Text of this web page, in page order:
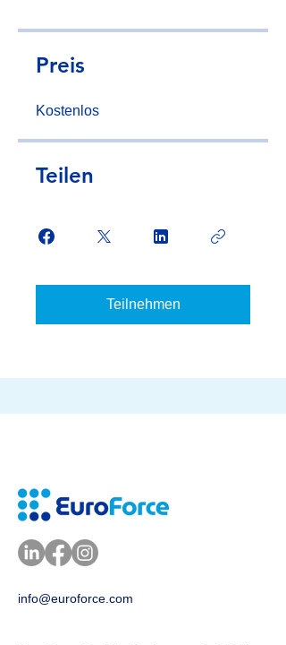
Preis
Kostenlos
Teilen
Teilnehmen
info@euroforce.com